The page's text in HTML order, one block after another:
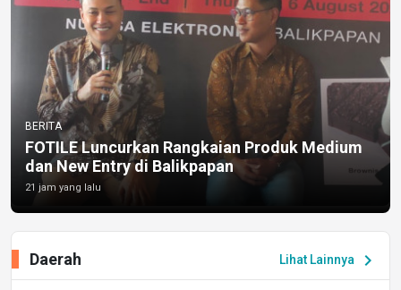
BERITA
FOTILE Luncurkan Rangkaian Produk Medium
dan New Entry di Balikpapan
21 jam yang lalu
Lihat Lainnya chevron_right
Daerah